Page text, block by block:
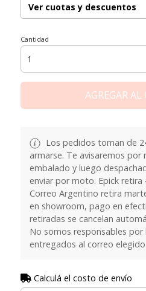
Ver cuotas y descuentos
Cantidad
AGREGAR AL
Los pedidos toman de
armarse. Te avisaremos por
embalado y luego
enviar por moto. Epick retira
Correo Argentino retira
en showroom, pago en
retiradas se cancelan
No somos responsables por
entregados al correo elegido.
Calculá el costo de envío